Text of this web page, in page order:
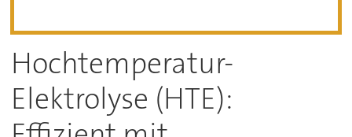
Hochtemperatur-
Elektrolyse (HTE):